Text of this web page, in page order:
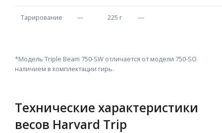
Тарирование — 225 г —
*Модель Triple Beam 750-SW отличается от модели 750-SO
наличием в комплектации гирь.
Технические характеристики
весов Harvard Trip